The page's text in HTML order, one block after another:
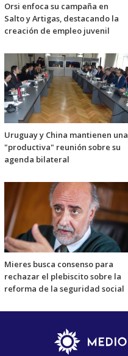
Orsi enfoca su campaña en
Salto y Artigas, destacando la
creación de empleo juvenil
Uruguay y China mantienen una
"productiva" reunión sobre su
agenda bilateral
Mieres busca consenso para
rechazar el plebiscito sobre la
reforma de la seguridad social